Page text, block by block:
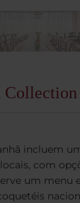
incluem
com
um